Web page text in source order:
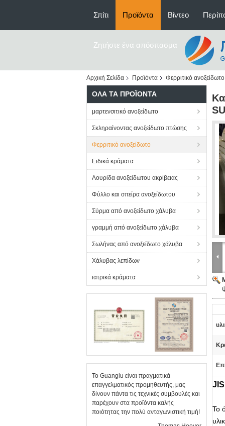
Σπίτι Προϊόντα Βίντεο
Ζητήστε ένα απόσπασμα
Αρχική Σελίδα Προϊόντα Φερριτικό ανοξείδωτο
ΌΛΑ ΤΑ ΠΡΟΪΌΝΤΑ
μαρτενσιτικό ανοξείδωτο
Σκληραίνοντας ανοξείδωτο πτώσης
Φερριτικό ανοξείδωτο
Ειδικά κράματα
Λουρίδα ανοξείδωτου ακρίβειας
Φύλλο και σπείρα ανοξείδωτου
Σύρμα από ανοξείδωτο χάλυβα
γραμμή από ανοξείδωτο χάλυβα
Σωλήνας από ανοξείδωτο χάλυβα
Χάλυβας λεπίδων
ιατρικά κράματα
Το Guanglu είναι πραγματικά
επαγγελματικός προμηθευτής, μας
δίνουν πάντα τις τεχνικές συμβουλές και
παρέχουν στα προϊόντα καλής
ποιότητας την πολύ ανταγωνιστική τιμή!
Το